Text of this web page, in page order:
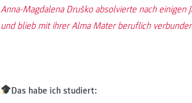
Anna-Magdalena Druško absolvierte nach einigen
und blieb mit ihrer Alma Mater beruflich
Das habe ich studiert: